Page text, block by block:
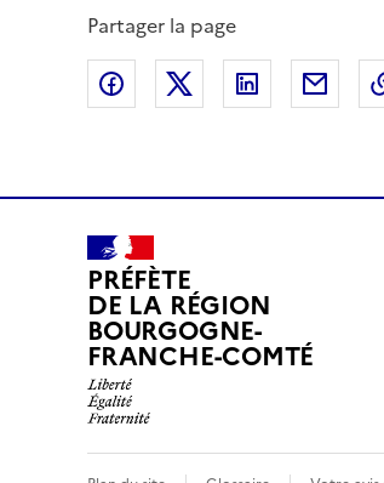
Partager la page
Partager sur Facebook
Partager sur X
Partager
PRÉFÈTE
DE LA RÉGION
BOURGOGNE-
FRANCHE-COMTÉ